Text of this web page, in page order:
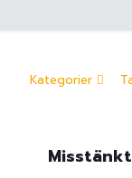
Kategorier